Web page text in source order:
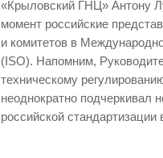
«Крыловский ГНЦ» Антону
момент российские
и комитетов в
(ISO). Напомним,
техническому
неоднократно подчеркивал
российской